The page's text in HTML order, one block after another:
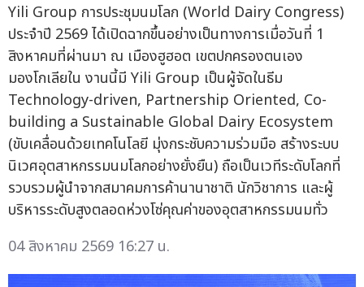
Yili Group การประชุมนมโลก (World Dairy Congress)
ประจำปี 2569 ได้เปิดฉากขึ้นอย่างเป็นทางการเมื่อวันที่ 1
สิงหาคมที่ผ่านมา ณ เมืองฮูฮอต เขตปกครองตนเอง
มองโกเลียใน งานนี้มี Yili Group เป็นผู้จัดในธีม
Technology-driven, Partnership Oriented, Co-
building a Sustainable Global Dairy Ecosystem
(ขับเคลื่อนด้วยเทคโนโลยี มุ่งกระชับความร่วมมือ สร้างระบบ
นิเวศอุตสาหกรรมนมโลกอย่างยั่งยืน) ถือเป็นเวทีระดับโลกที่
รวบรวมผู้นำจากสมาคมการค้านานาชาติ นักวิชาการ และผู้
บริหารระดับสูงตลอดห่วงโซ่คุณค่าของอุตสาหกรรมนมทั่ว
04 สิงหาคม 2569 16:27 น.